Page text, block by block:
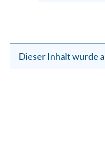
Dieser Inhalt wurde